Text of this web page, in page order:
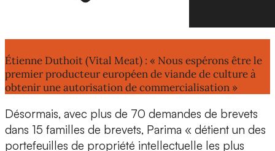
Étienne Duthoit (Vital Meat) : « Nous espérons être le
premier producteur européen de viande de culture à
obtenir une autorisation de commercialisation »
Désormais, avec plus de 70 demandes de brevets
dans 15 familles de brevets, Parima « détient un des
portefeuilles de propriété intellectuelle les plus